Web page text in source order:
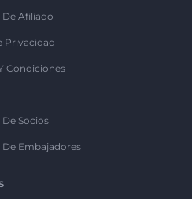
Afiliado
Privacidad
Condiciones
Socios
Embajadores